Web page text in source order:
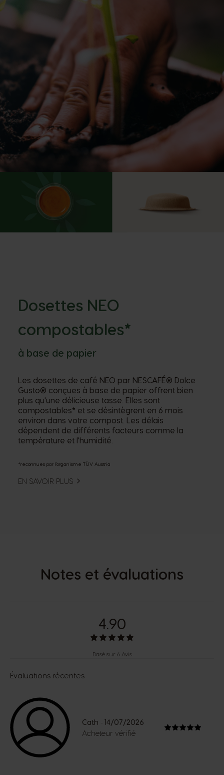
Dosettes NEO
compostables*
à base de papier
Les dosettes de café NEO par NESCAFÉ® Dolce
Gusto® conçues à base de papier offrent bien
plus qu'une délicieuse tasse. Elles sont
compostables* et se désintègrent en 6 mois
environ dans votre compost. Les délais
dépendent de différents facteurs comme la
température et l'humidité.
*reconnues par l’organisme TÜV Austria
EN SAVOIR PLUS
Notes et évaluations
4.90
Basé sur 6 Avis
Évaluations récentes
Cath - 14/07/2026
Acheteur vérifié